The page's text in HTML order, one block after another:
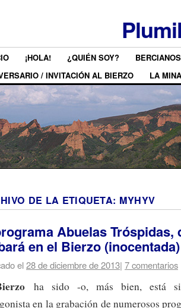
¡HOLA! ¿QUIÉN SOY?
/ INVITACIÓN AL BIERZO
LA MINA
DE LA ETIQUETA: MYHYV
Abuelas Tróspidas,
en el Bierzo (inocentada)
el28 de diciembre de 2013| 7 comentarios
ha sido -o, más bien, está
en la grabación de numerosos